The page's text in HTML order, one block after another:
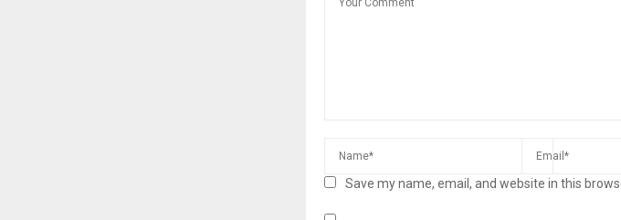
Save my name, email, and website in this